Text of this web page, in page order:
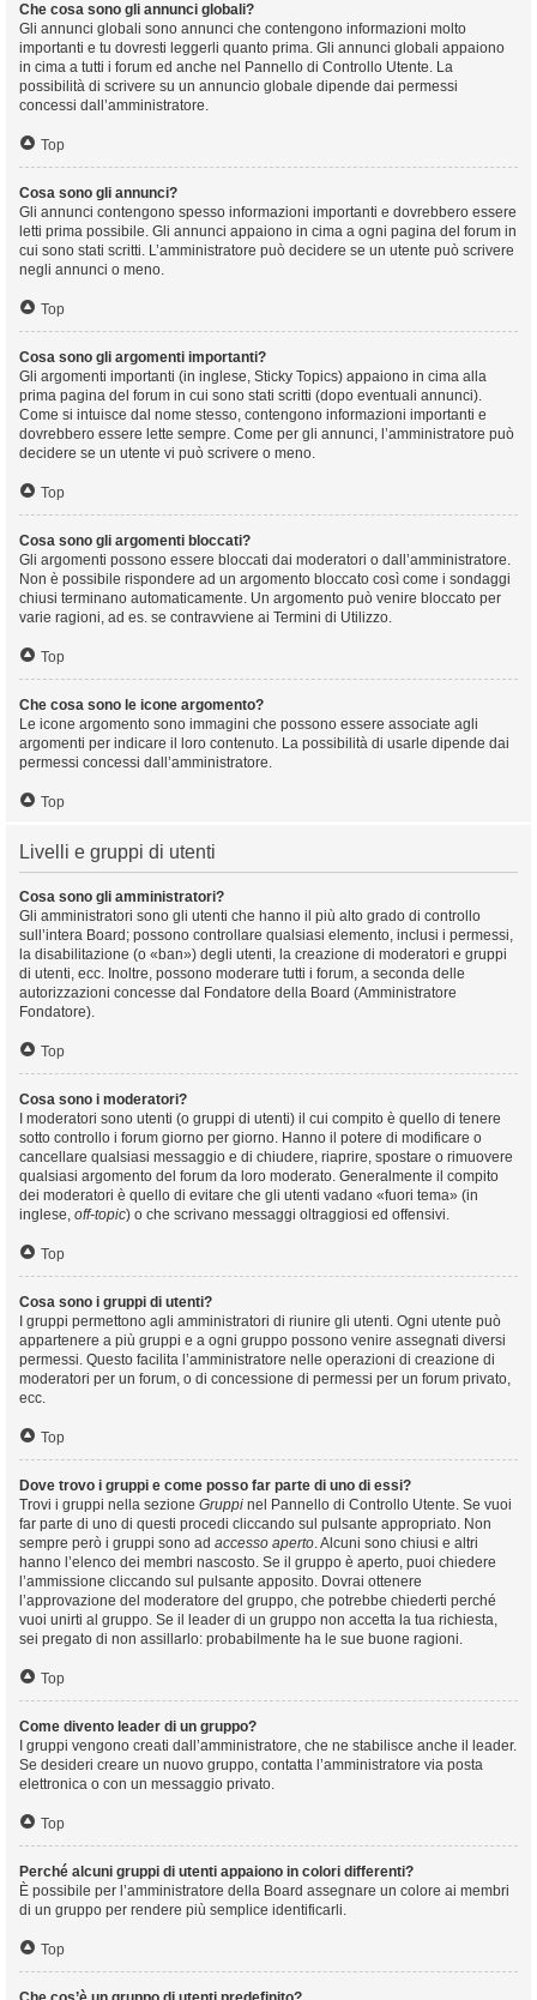
Che cosa sono gli annunci globali?
Gli annunci globali sono annunci che contengono informazioni molto
importanti e tu dovresti leggerli quanto prima. Gli annunci globali appaiono
in cima a tutti i forum ed anche nel Pannello di Controllo Utente. La
possibilità di scrivere su un annuncio globale dipende dai permessi
concessi dall’amministratore.
Top
Cosa sono gli annunci?
Gli annunci contengono spesso informazioni importanti e dovrebbero essere
letti prima possibile. Gli annunci appaiono in cima a ogni pagina del forum in
cui sono stati scritti. L’amministratore può decidere se un utente può scrivere
negli annunci o meno.
Top
Cosa sono gli argomenti importanti?
Gli argomenti importanti (in inglese, Sticky Topics) appaiono in cima alla
prima pagina del forum in cui sono stati scritti (dopo eventuali annunci).
Come si intuisce dal nome stesso, contengono informazioni importanti e
dovrebbero essere lette sempre. Come per gli annunci, l’amministratore può
decidere se un utente vi può scrivere o meno.
Top
Cosa sono gli argomenti bloccati?
Gli argomenti possono essere bloccati dai moderatori o dall’amministratore.
Non è possibile rispondere ad un argomento bloccato così come i sondaggi
chiusi terminano automaticamente. Un argomento può venire bloccato per
varie ragioni, ad es. se contravviene ai Termini di Utilizzo.
Top
Che cosa sono le icone argomento?
Le icone argomento sono immagini che possono essere associate agli
argomenti per indicare il loro contenuto. La possibilità di usarle dipende dai
permessi concessi dall’amministratore.
Top
Livelli e gruppi di utenti
Cosa sono gli amministratori?
Gli amministratori sono gli utenti che hanno il più alto grado di controllo
sull’intera Board; possono controllare qualsiasi elemento, inclusi i permessi,
la disabilitazione (o «ban») degli utenti, la creazione di moderatori e gruppi
di utenti, ecc. Inoltre, possono moderare tutti i forum, a seconda delle
autorizzazioni concesse dal Fondatore della Board (Amministratore
Fondatore).
Top
Cosa sono i moderatori?
I moderatori sono utenti (o gruppi di utenti) il cui compito è quello di tenere
sotto controllo i forum giorno per giorno. Hanno il potere di modificare o
cancellare qualsiasi messaggio e di chiudere, riaprire, spostare o rimuovere
qualsiasi argomento del forum da loro moderato. Generalmente il compito
dei moderatori è quello di evitare che gli utenti vadano «fuori tema» (in
inglese, off-topic) o che scrivano messaggi oltraggiosi ed offensivi.
Top
Cosa sono i gruppi di utenti?
I gruppi permettono agli amministratori di riunire gli utenti. Ogni utente può
appartenere a più gruppi e a ogni gruppo possono venire assegnati diversi
permessi. Questo facilita l’amministratore nelle operazioni di creazione di
moderatori per un forum, o di concessione di permessi per un forum privato,
ecc.
Top
Dove trovo i gruppi e come posso far parte di uno di essi?
Trovi i gruppi nella sezione Gruppi nel Pannello di Controllo Utente. Se vuoi
far parte di uno di questi procedi cliccando sul pulsante appropriato. Non
sempre però i gruppi sono ad accesso aperto. Alcuni sono chiusi e altri
hanno l’elenco dei membri nascosto. Se il gruppo è aperto, puoi chiedere
l’ammissione cliccando sul pulsante apposito. Dovrai ottenere
l’approvazione del moderatore del gruppo, che potrebbe chiederti perché
vuoi unirti al gruppo. Se il leader di un gruppo non accetta la tua richiesta,
sei pregato di non assillarlo: probabilmente ha le sue buone ragioni.
Top
Come divento leader di un gruppo?
I gruppi vengono creati dall’amministratore, che ne stabilisce anche il leader.
Se desideri creare un nuovo gruppo, contatta l’amministratore via posta
elettronica o con un messaggio privato.
Top
Perché alcuni gruppi di utenti appaiono in colori differenti?
È possibile per l’amministratore della Board assegnare un colore ai membri
di un gruppo per rendere più semplice identificarli.
Top